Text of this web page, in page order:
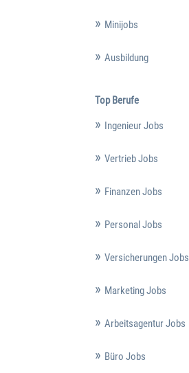
Minijobs
Ausbildung
Top Berufe
Ingenieur Jobs
Vertrieb Jobs
Finanzen Jobs
Personal Jobs
Versicherungen Jobs
Marketing Jobs
Arbeitsagentur Jobs
Büro Jobs